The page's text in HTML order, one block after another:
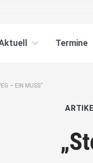
Termine
– EIN MUSS“